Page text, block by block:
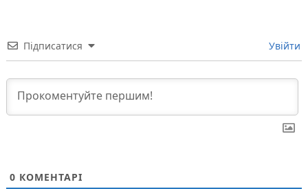
Підписатися Увійти
0 КОМЕНТАРІ